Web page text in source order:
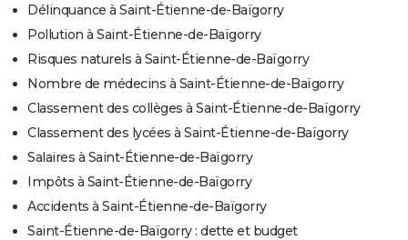
Délinquance à Saint-Étienne-de-Baïgorry
Pollution à Saint-Étienne-de-Baïgorry
Risques naturels à Saint-Étienne-de-Baïgorry
Nombre de médecins à Saint-Étienne-de-Baïgorry
Classement des collèges à Saint-Étienne-de-Baïgorry
Classement des lycées à Saint-Étienne-de-Baïgorry
Salaires à Saint-Étienne-de-Baïgorry
Impôts à Saint-Étienne-de-Baïgorry
Accidents à Saint-Étienne-de-Baïgorry
Saint-Étienne-de-Baïgorry : dette et budget